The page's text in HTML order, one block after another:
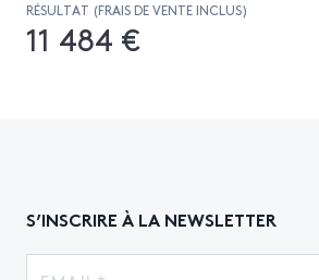
RÉSULTAT (FRAIS DE VENTE INCLUS)
11 484 €
S’INSCRIRE À LA NEWSLETTER